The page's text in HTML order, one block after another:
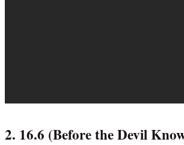
2. 16.6 (Before the Devil